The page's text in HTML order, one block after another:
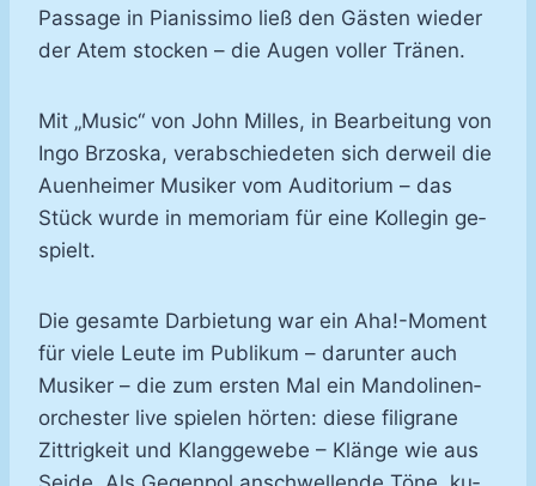
Pas­sa­ge in Pia­nis­si­mo ließ den Gäs­ten wie­der
der Atem sto­cken – die Au­gen vol­ler Trä­nen.
Mit „Mu­sic“ von John Mil­les, in Be­ar­bei­tung von
In­go Brz­o­s­ka, ver­ab­schie­de­ten sich der­weil die
Au­en­hei­mer Mu­si­ker vom Au­di­to­ri­um – das
Stück wur­de in me­mo­ri­am für ei­ne Kol­le­gin ge­
spielt.
Die ge­sam­te Dar­bie­tung war ein Aha!-​Mo­ment
für vie­le Leu­te im Pu­bli­kum – dar­un­ter auch
Mu­si­ker – die zum ers­ten Mal ein Man­do­li­nen­
or­ches­ter li­ve spie­len hör­ten: die­se fi­li­gra­ne
Zitt­rig­keit und Klang­ge­we­be – Klän­ge wie aus